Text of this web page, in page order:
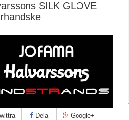
SILK GLOVE
Dela Google+